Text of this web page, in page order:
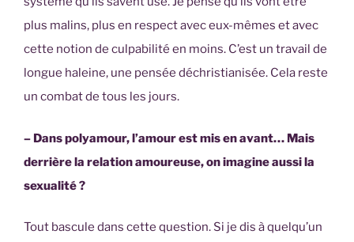
plus malins, plus en respect avec eux-mêmes et avec
cette notion de culpabilité en moins. C’est un travail de
longue haleine, une pensée déchristianisée. Cela reste
un combat de tous les jours.
– Dans polyamour, l’amour est mis en avant… Mais
derrière la relation amoureuse, on imagine aussi la
sexualité ?
Tout bascule dans cette question. Si je dis à quelqu’un